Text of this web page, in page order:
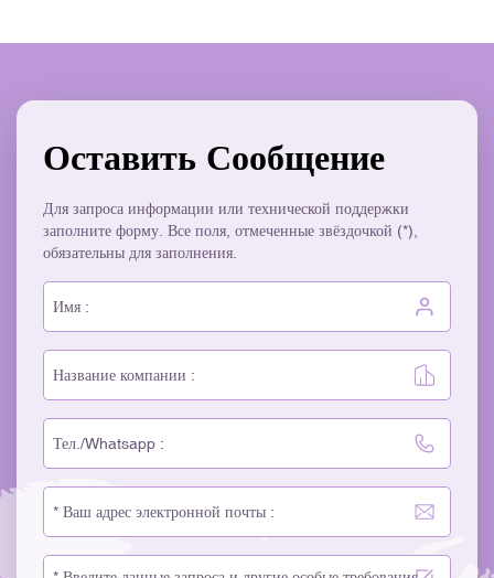
Оставить Сообщение
Для запроса информации или технической поддержки
заполните форму. Все поля, отмеченные звёздочкой (*),
обязательны для заполнения.